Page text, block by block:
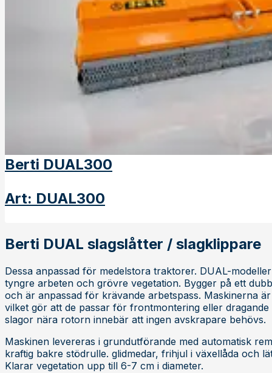
Berti DUAL300
Art: DUAL300
Berti DUAL slagslåtter / slagklippare
Dessa anpassad för medelstora traktorer. DUAL-
tyngre arbeten och grövre vegetation. Bygger på ett
och är anpassad för krävande arbetspass. Maskinerna
vilket gör att de passar för frontmontering eller
slagor nära rotorn innebär att ingen avskrapare behövs.
Maskinen levereras i grundutförande med automatisk
kraftig bakre stödrulle. glidmedar, frihjul i växellåda och
Klarar vegetation upp till 6-7 cm i diameter.